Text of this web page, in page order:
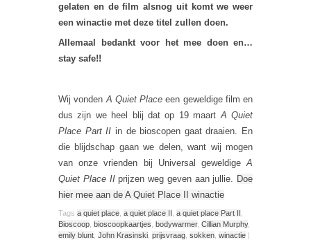
gelaten en de film alsnog uit komt we weer
een winactie met deze titel zullen doen.
Allemaal bedankt voor het mee doen en…
stay safe!!
Wij vondenA Quiet Place een geweldige film en
dus zijn we heel blij dat op 19 maartA Quiet
Place Part II in de bioscopen gaat draaien. En
die blijdschap gaan we delen, want wij mogen
van onze vrienden bij Universal geweldigeA
Quiet Place IIprijzen weg geven aan jullie. Doe
hier mee aan de A Quiet Place II winactie
Tags a quiet place a quiet place II a quiet place Part II
Bioscoop bioscoopkaartjes bodywarmer, Cillian Murphy,
emily blunt John Krasinski prijsvraag sokken winactie |